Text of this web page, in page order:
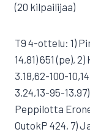
(20 kilpailijaa)
T9 4-ottelu: 1)
14,81) 651 (pe),
3.18,62-100-
3.24,13-95-
Peppilotta
OutokP 424, 7)